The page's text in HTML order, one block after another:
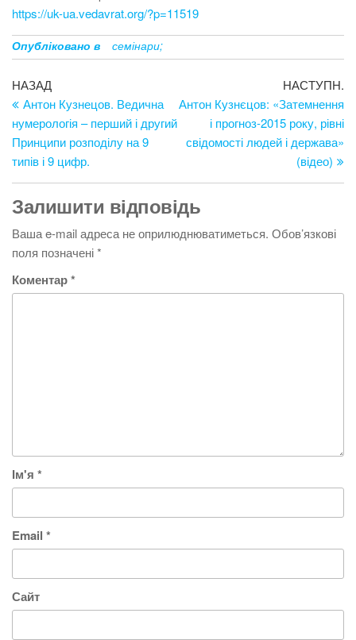
https://uk-ua.vedavrat.org/?p=11519
Опубліковано в семінари;
Навігація
записів
Попередній
запис
НАЗАД
Антон Кузнецов. Ведична
нумерологія – перший і другий
Принципи розподілу на 9
типів і 9 цифр.
НАСТУПН.
Антон Кузнєцов: «Затемнення
і прогноз-2015 року, рівні
свідомості людей і держава»
(відео)
Залишити відповідь
Ваша e-mail адреса не оприлюднюватиметься. Обов’язкові
поля позначені*
Коментар*
Ім'я *
Email *
Сайт